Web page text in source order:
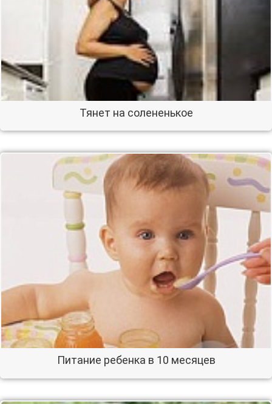
Тянет на солененькое
Питание ребенка в 10 месяцев